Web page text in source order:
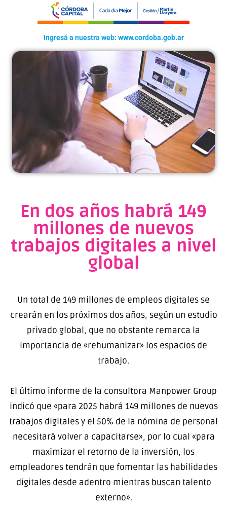
Ingresá a nuestra web: www.cordoba.gob.ar
En dos años habrá 149
millones de nuevos
trabajos digitales a nivel
global
Un total de 149 millones de empleos digitales se
crearán en los próximos dos años, según un estudio
privado global, que no obstante remarca la
importancia de «rehumanizar» los espacios de
trabajo.
El último informe de la consultora Manpower Group
indicó que «para 2025 habrá 149 millones de nuevos
trabajos digitales y el 50% de la nómina de personal
necesitará volver a capacitarse», por lo cual «para
maximizar el retorno de la inversión, los
empleadores tendrán que fomentar las habilidades
digitales desde adentro mientras buscan talento
externo».